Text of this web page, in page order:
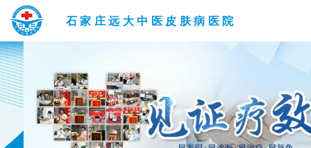
石家庄远大中医皮肤病医院